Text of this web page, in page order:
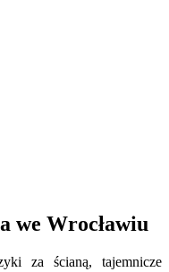
we Wrocławiu
za ścianą, tajemnicze